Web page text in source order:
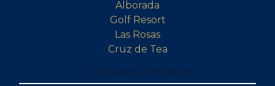
Alborada
Golf Resort
Las Rosas
Cruz de Tea